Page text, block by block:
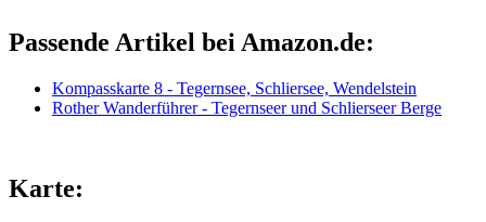
Passende Artikel bei Amazon.de:
Kompasskarte 8 - Tegernsee, Schliersee, Wendelstein
Rother Wanderführer - Tegernseer und Schlierseer Berge
Karte: